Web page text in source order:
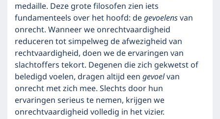
medaille. Deze grote filosofen zien iets
fundamenteels over het hoofd: degevoelensvan
onrecht. Wanneer we onrechtvaardigheid
reduceren tot simpelweg de afwezigheid van
rechtvaardigheid, doen we de ervaringen van
slachtoffers tekort. Degenen die zich gekwetst of
beledigd voelen, dragen altijd eengevoelvan
onrecht met zich mee. Slechts door hun
ervaringen serieus te nemen, krijgen we
onrechtvaardigheid volledig in het vizier.